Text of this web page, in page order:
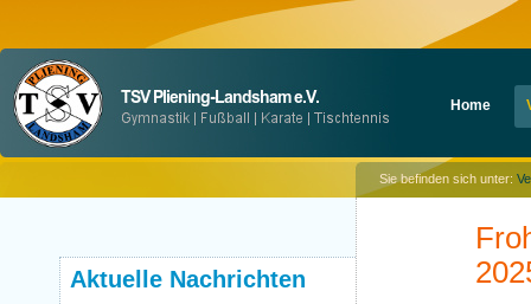
überspringen
Home
Sie befinden sich unter:
Aktuelle Nachrichten